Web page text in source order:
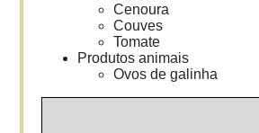
Cenoura
Couves
Tomate
Produtos animais
Ovos de galinha